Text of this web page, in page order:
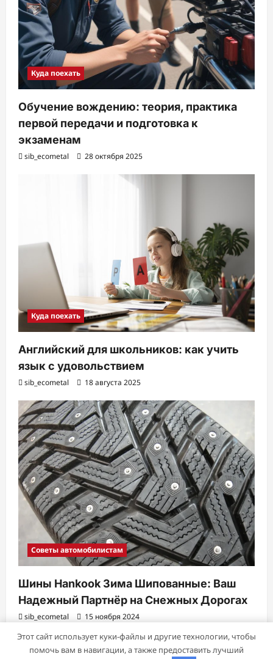
Куда поехать
Обучение вождению: теория, практика
первой передачи и подготовка к
экзаменам
sib_ecometal 28 октября 2025
Куда поехать
Английский для школьников: как учить
язык с удовольствием
sib_ecometal 18 августа 2025
Советы автомобилистам
Шины Hankook Зима Шипованные: Ваш
Надежный Партнёр на Снежных Дорогах
sib_ecometal 15 ноября 2024
Этот сайт использует куки-файлы и другие технологии, чтобы
помочь вам в навигации, а также предоставить лучший